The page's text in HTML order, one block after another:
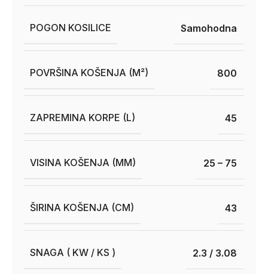
POGON KOSILICE Samohodna
POVRŠINA KOŠENJA (M²) 800
ZAPREMINA KORPE (L) 45
VISINA KOŠENJA (MM) 25 – 75
ŠIRINA KOŠENJA (CM) 43
SNAGA ( KW / KS ) 2.3 / 3.08